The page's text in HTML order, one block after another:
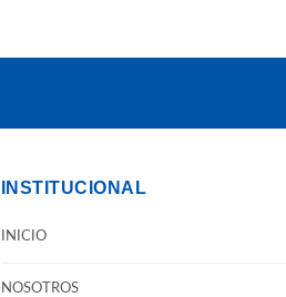
INSTITUCIONAL
INICIO
NOSOTROS